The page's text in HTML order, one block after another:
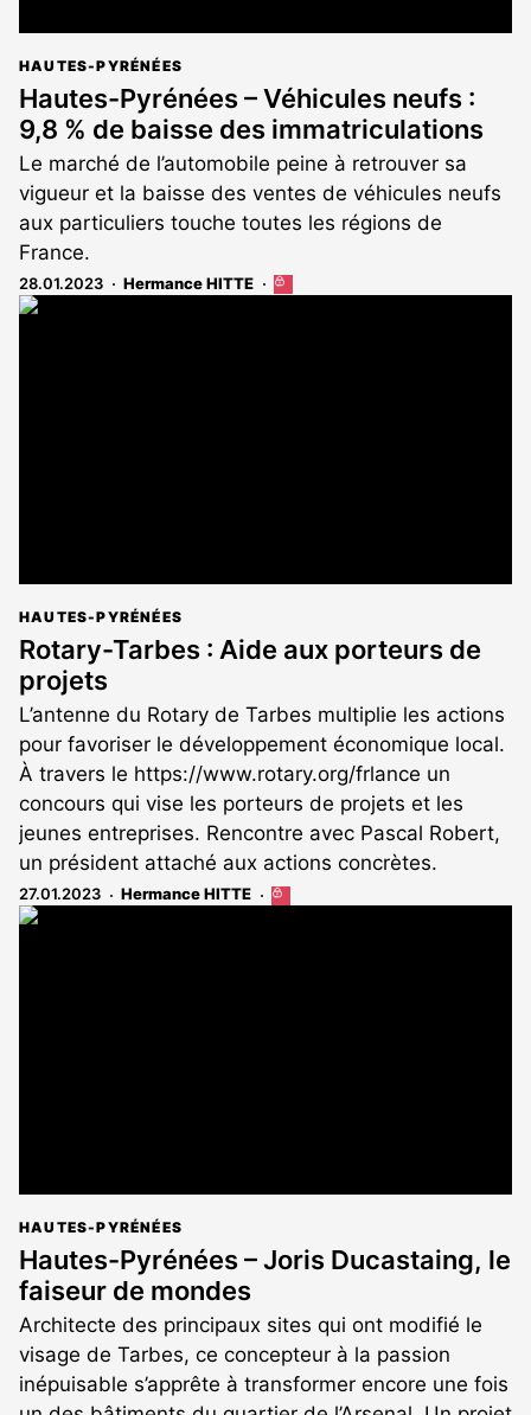
HAUTES-PYRÉNÉES
Hautes-Pyrénées – Véhicules neufs :
9,8 % de baisse des immatriculations
Le marché de l’automobile peine à retrouver sa
vigueur et la baisse des ventes de véhicules neufs
aux particuliers touche toutes les régions de
France.
28.01.2023 Hermance HITTE
Cet
HAUTES-PYRÉNÉES
Rotary-Tarbes : Aide aux porteurs de
projets
L’antenne du Rotary de Tarbes multiplie les actions
pour favoriser le développement économique local.
À travers le https://www.rotary.org/frlance un
concours qui vise les porteurs de projets et les
jeunes entreprises. Rencontre avec Pascal Robert,
un président attaché aux actions concrètes.
27.01.2023 Hermance HITTE
Cet
HAUTES-PYRÉNÉES
Hautes-Pyrénées – Joris Ducastaing, le
faiseur de mondes
Architecte des principaux sites qui ont modifié le
visage de Tarbes, ce concepteur à la passion
inépuisable s’apprête à transformer encore une fois